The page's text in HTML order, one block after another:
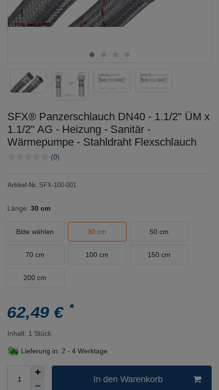
SFX® Panzerschlauch DN40 - 1.1/2" ÜM x
1.1/2" AG - Heizung - Sanitär -
Wärmepumpe - Stahldraht Flexschlauch
(0)
Artikel-Nr. SFX-100-001
Länge: 30 cm
Bitte wählen 30 cm 50 cm
70 cm 100 cm 150 cm
200 cm
62,49 €*
Inhalt: 1 Stück
Lieferung in: 2 - 4 Werktage
In den Warenkorb